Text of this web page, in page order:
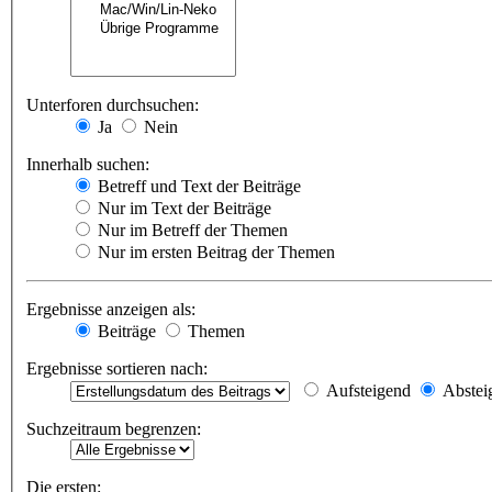
Unterforen durchsuchen:
Ja
Nein
Innerhalb suchen:
Betreff und Text der Beiträge
Nur im Text der Beiträge
Nur im Betreff der Themen
Nur im ersten Beitrag der Themen
Ergebnisse anzeigen als:
Beiträge
Themen
Ergebnisse sortieren nach:
Aufsteigend
Suchzeitraum begrenzen:
Die ersten: